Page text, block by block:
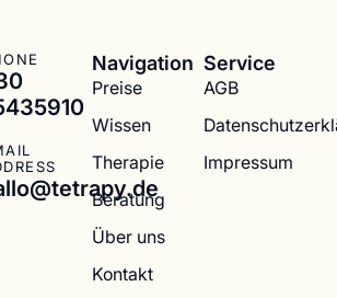
Navigation
Preise
Wissen
Therapie
Beratung
Über uns
Kontakt
Service
AGB
Impressum